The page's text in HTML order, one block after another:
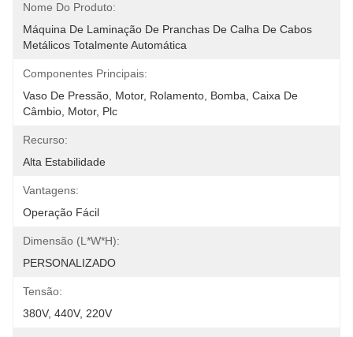
Nome Do Produto:
Máquina De Laminação De Pranchas De Calha De Cabos
Metálicos Totalmente Automática
Componentes Principais:
Vaso De Pressão, Motor, Rolamento, Bomba, Caixa De
Câmbio, Motor, Plc
Recurso:
Alta Estabilidade
Vantagens:
Operação Fácil
Dimensão (l*w*h):
PERSONALIZADO
Tensão:
380V, 440V, 220V